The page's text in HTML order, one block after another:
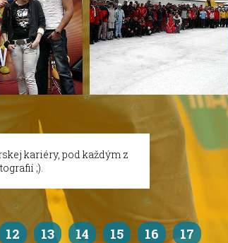
kariéry, pod každým z
;).
12 13 14 15 16
17